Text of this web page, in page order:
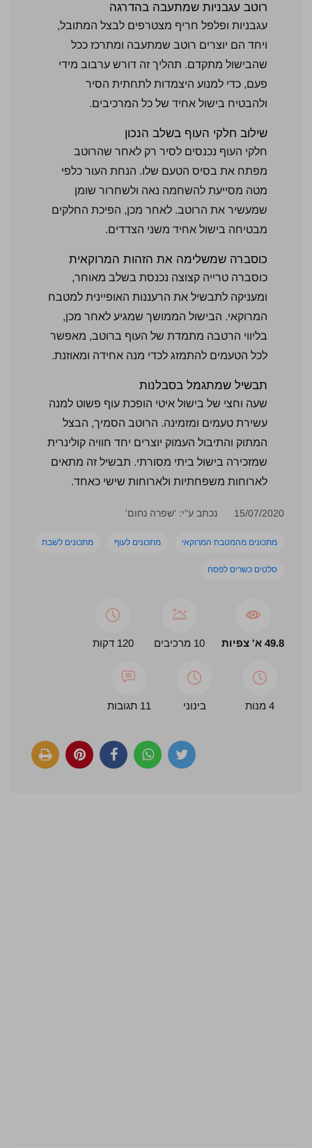
רוטב עגבניות שמתעבה בהדרגה
עגבניות ופלפל חריף מצטרפים לבצל המתובל,
ויחד הם יוצרים רוטב שמתעבה ומתרכז ככל
שהבישול מתקדם. תהליך זה דורש ערבוב מידי
פעם, כדי למנוע היצמדות לתחתית הסיר
ולהבטיח בישול אחיד של כל המרכיבים.
שילוב חלקי העוף בשלב הנכון
חלקי העוף נכנסים לסיר רק לאחר שהרוטב
מפתח את בסיס הטעם שלו. הנחת העור כלפי
מטה מסייעת להשחמה נאה ולשחרור שומן
שמעשיר את הרוטב. לאחר מכן, הפיכת החלקים
מבטיחה בישול אחיד משני הצדדים.
כוסברה שמשלימה את הזהות המרוקאית
כוסברה טרייה קצוצה נכנסת בשלב מאוחר,
ומעניקה לתבשיל את הרעננות האופיינית למטבח
המרוקאי. הבישול הממושך שמגיע לאחר מכן,
בליווי הרטבה מתמדת של העוף ברוטב, מאפשר
לכל הטעמים להתמזג לכדי מנה אחידה ומאוזנת.
תבשיל שמתגמל בסבלנות
שעה וחצי של בישול איטי הופכת עוף פשוט למנה
עשירת טעמים ומזמינה. הרוטב הסמיך, הבצל
המתוק והתיבול העמוק יוצרים יחד חוויה קולינרית
שמזכירה בישול ביתי מסורתי. תבשיל זה מתאים
לארוחות משפחתיות ולארוחות שישי כאחד.
15/07/2020 נכתב ע"י: 'שפרה נחום'
מתכונים מהמטבח המרוקאי מתכונים לעוף מתכונים לשבת
סלטים כשרים לפסח
49.8 א' צפיות 10 מרכיבים 120 דקות
4 מנות בינוני 11 תגובות